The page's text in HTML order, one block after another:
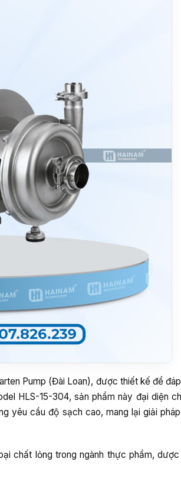
Pump (Đài Loan), được thiết kế để
HLS-15-304, sản phẩm này đại diện
yêu cầu độ sạch cao, mang lại giải
chất lỏng trong ngành thực phẩm,